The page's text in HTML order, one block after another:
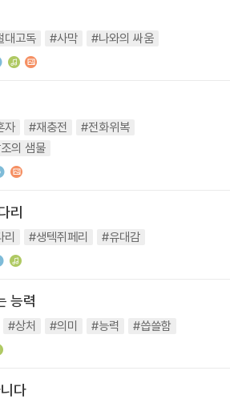
대고독 #사막 #나와의 싸움
자 #재충전
#전화위복
의 샘물
리
리 #생텍쥐페리 #유대감
능력
#상처 #의미 #능력 #씁쓸함
다